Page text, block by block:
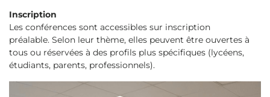
Inscription
Les conférences sont accessibles sur inscription
préalable. Selon leur thème, elles peuvent être ouvertes à
tous ou réservées à des profils plus spécifiques (lycéens,
étudiants, parents, professionnels).